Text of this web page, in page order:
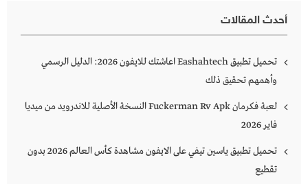
أحدث المقالات
تحميل تطبيق Eashahtech اعاشتك للايفون 2026: الدليل الرسمي
وأهمهم تحقيق ذلك
لعبة فكرمان Fuckerman Rv Apk النسخة الأصلية للاندرويد من ميديا
فاير 2026
تحميل تطبيق ياسين تيفي على الايفون مشاهدة كأس العالم 2026 بدون
تقطيع